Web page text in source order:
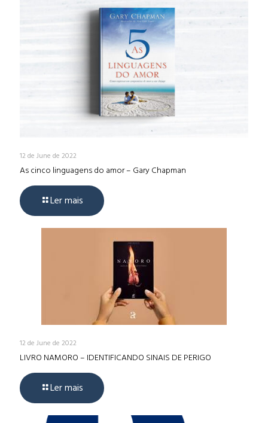
12 de June de 2022
As cinco linguagens do amor – Gary Chapman
Ler mais
12 de June de 2022
LIVRO NAMORO – IDENTIFICANDO SINAIS DE PERIGO
Ler mais